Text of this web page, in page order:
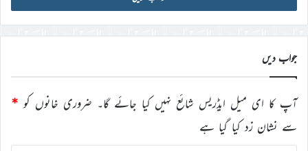
ڈی
درج
کریں
جواب دیں
آپ کا ای میل ایڈریس شائع نہیں کیا جائے گا۔ ضروری خانوں کو *
سے نشان زد کیا گیا ہے